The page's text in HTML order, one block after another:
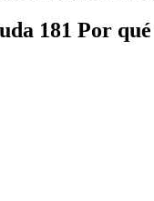
181 Por